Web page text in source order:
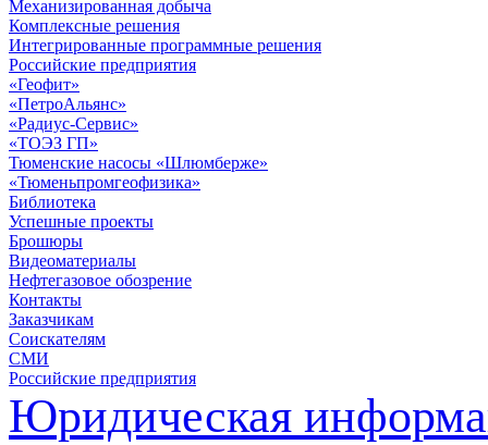
Механизированная добыча
Комплексные решения
Интегрированные программные решения
Российские предприятия
«Геофит»
«ПетроАльянс»
«Радиус-Сервис»
«ТОЭЗ ГП»
Тюменские насосы «Шлюмберже»
«Тюменьпромгеофизика»
Библиотека
Успешные проекты
Брошюры
Видеоматериалы
Нефтегазовое обозрение
Контакты
Заказчикам
Соискателям
СМИ
Российские предприятия
Юридическая